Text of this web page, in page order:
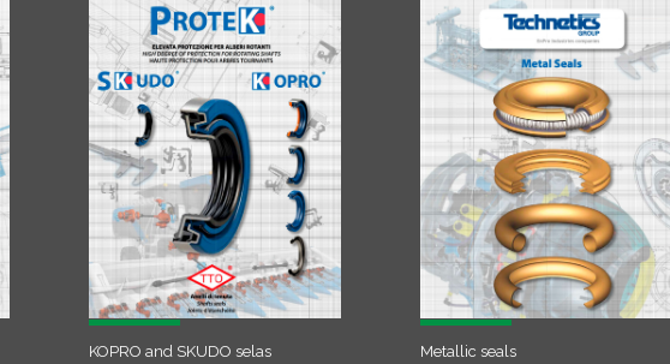
KOPRO and SKUDO selas Metallic seals